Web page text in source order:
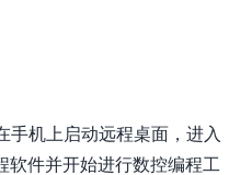
手机上启动远程桌面，进入
软件并开始进行数控编程工